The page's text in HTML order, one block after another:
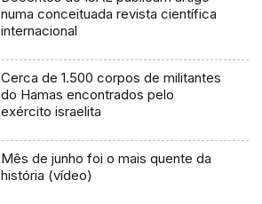
numa conceituada revista científica
internacional
Cerca de 1.500 corpos de militantes
do Hamas encontrados pelo
exército israelita
Mês de junho foi o mais quente da
história (vídeo)